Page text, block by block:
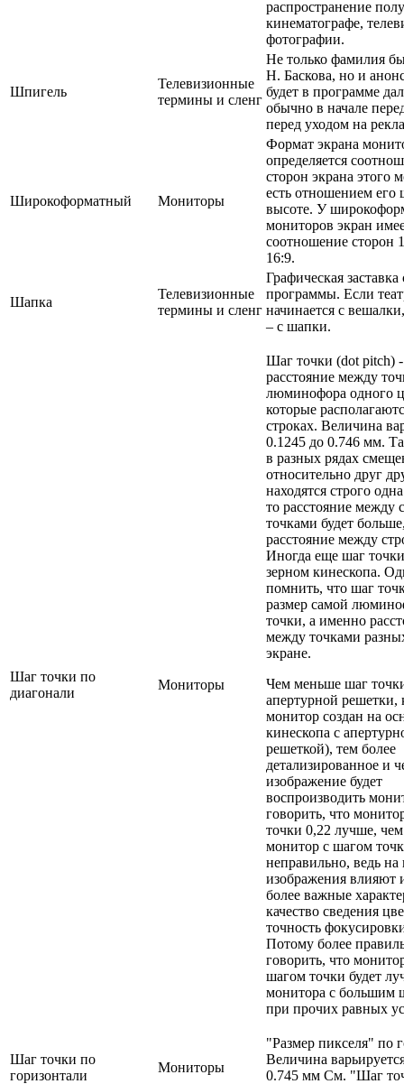
распространение
кинематографе,
фотографии.
Шпигель
Телевизионные
термины и сленг
Не только фамилия
Н. Баскова, но и
будет в программе
обычно в начале
перед уходом на
Широкоформатный Мониторы
Формат экрана
определяется
сторон экрана этого
есть отношением
высоте. У
мониторов экран
соотношение сторон
16:9.
Шапка
Телевизионные
термины и сленг
Графическая
программы. Если
начинается с
– с шапки.
Шаг точки по
диагонали
Мониторы
Шаг точки (dot pitch) -
расстояние между
люминофора одного
которые
строках. Величина
0.1245 до 0.746 мм.
в разных рядах
относительно друг
находятся строго
то расстояние между
точками будет
расстояние между
Иногда еще шаг
зерном кинескопа.
помнить, что шаг
размер самой
точки, а именно
между точками
экране.
Чем меньше шаг
апертурной решетки,
монитор создан на
кинескопа с
решеткой), тем более
детализированное и
изображение будет
воспроизводить
говорить, что
точки 0,22 лучше,
монитор с шагом
неправильно, ведь на
изображения влияют
более важные
качество сведения
точность
Потому более
говорить, что
шагом точки будет
монитора с большим
при прочих равных
Шаг точки по
горизонтали
Мониторы
"Размер пикселя" по
Величина
0.745 мм См. "Шаг